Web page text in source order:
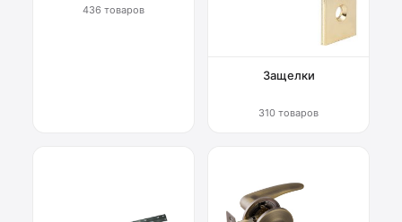
436 товаров
Защелки
310 товаров